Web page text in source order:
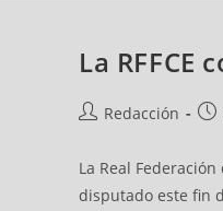
La
Redacción
La Real
disputado este fin